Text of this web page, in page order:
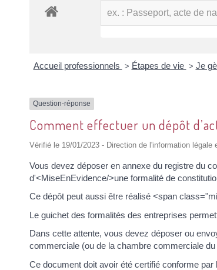
Accueil professionnels > Étapes de vie > Je
Question-réponse
Comment effectuer un dépôt
Vérifié le 19/01/2023 - Direction de l'information
Vous devez déposer en annexe du registre du
d'<MiseEnEvidence/>une formalité de
Ce dépôt peut aussi être réalisé <span
Le guichet des formalités des entreprises
Dans cette attente, vous devez déposer ou
commerciale (ou de la chambre commerciale
Ce document doit avoir été certifié conforme